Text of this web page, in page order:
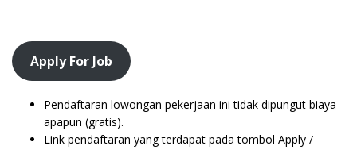
Apply For Job
Pendaftaran lowongan pekerjaan ini tidak dipungut biaya
apapun (gratis).
Link pendaftaran yang terdapat pada tombol Apply /